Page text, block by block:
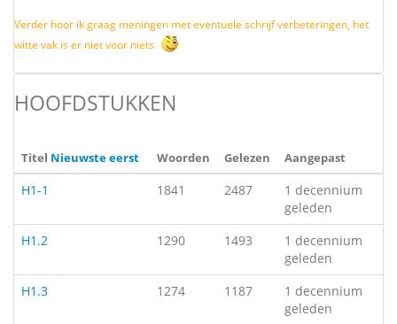
Verder hoor ik graag meningen met eventuele schrijf verbeteringen, het
witte vak is er niet voor niets
HOOFDSTUKKEN
Titel Nieuwste eerst Woorden Gelezen Aangepast
H1-1 1841 2487
1 decennium
geleden
H1.2
1290 1493
1 decennium
geleden
H1.3
1274 1187
1 decennium
geleden